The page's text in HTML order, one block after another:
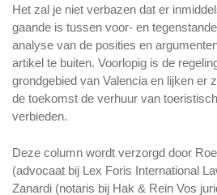
Het zal je niet verbazen dat er
gaande is tussen voor- en
analyse van de posities en
artikel te buiten. Voorlopig is de
grondgebied van Valencia en lijken er
de toekomst de verhuur van
verbieden.
Deze column wordt verzorgd door
(advocaat bij Lex Foris International
Zanardi (notaris bij Hak & Rein Vos